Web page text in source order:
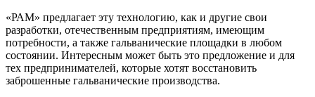
«РАМ» предлагает эту технологию, как и другие свои
разработки, отечественным предприятиям, имеющим
потребности, а также гальванические площадки в любом
состоянии. Интересным может быть это предложение и для
тех предпринимателей, которые хотят восстановить
заброшенные гальванические производства.